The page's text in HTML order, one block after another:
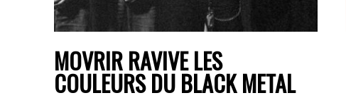
MOVRIR RAVIVE LES
COULEURS DU BLACK METAL